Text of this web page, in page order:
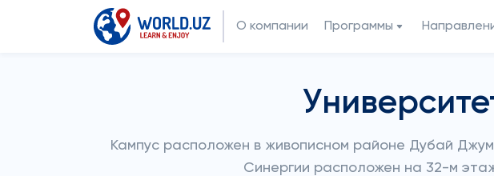
О компании Программы
Кампус расположен в живописном районе Дубай
Синергии расположен на 32-м